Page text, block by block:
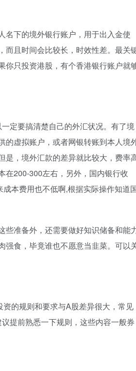
名下的境外银行账户，用于出入金使
而且时间会比较长，时效性差。最关
你只投资港股，有个香港银行账户就
定要搞清楚自己的外汇状况。有了境
的虚拟账户，或者网银转账到本人境
是，境外汇款的差异就比较大，费率
在200-300左右，另外，国内银行收
本费用也不低啊,根据实际操作知道
些准备外，还需要做好知识储备和能
强食，毕竟谁也不愿意当韭菜。可以
的规则和要求与A股差异很大，常见
提前熟悉一下规则，这些内容一般券